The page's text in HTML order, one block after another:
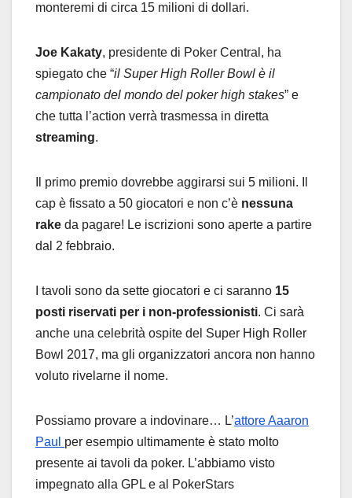
monteremi di circa 15 milioni di dollari.
Joe Kakaty, presidente di Poker Central, ha
spiegato che “il Super High Roller Bowl è il
campionato del mondo del poker high stakes” e
che tutta l’action verrà trasmessa in diretta
streaming.
Il primo premio dovrebbe aggirarsi sui 5 milioni. Il
cap è fissato a 50 giocatori e non c’è nessuna
rake da pagare! Le iscrizioni sono aperte a partire
dal 2 febbraio.
I tavoli sono da sette giocatori e ci saranno 15
posti riservati per i non-professionisti. Ci sarà
anche una celebrità ospite del Super High Roller
Bowl 2017, ma gli organizzatori ancora non hanno
voluto rivelarne il nome.
Possiamo provare a indovinare… L’attore Aaaron
Paul per esempio ultimamente è stato molto
presente ai tavoli da poker. L’abbiamo visto
impegnato alla GPL e al PokerStars